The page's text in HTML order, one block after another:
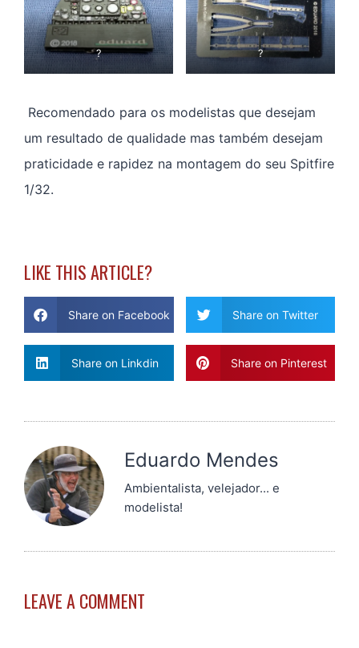
? ?
Recomendado para os modelistas que desejam
um resultado de qualidade mas também desejam
praticidade e rapidez na montagem do seu Spitfire
1/32.
LIKE THIS ARTICLE?
Share on Facebook Share on Twitter
Share on Linkdin Share on Pinterest
Eduardo Mendes
Ambientalista, velejador... e
modelista!
LEAVE A COMMENT